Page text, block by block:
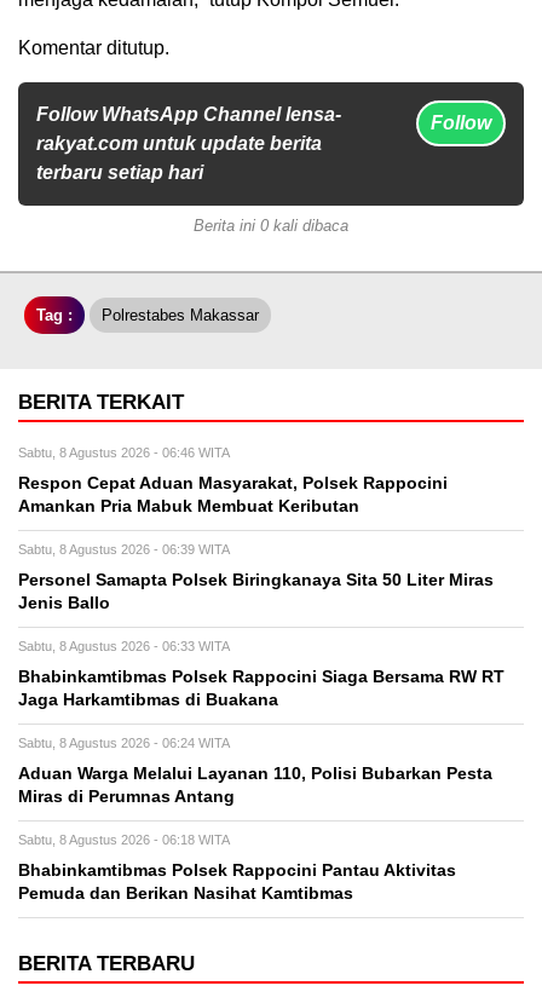
Komentar ditutup.
Follow WhatsApp Channel lensa-
rakyat.com untuk update berita
terbaru setiap hari
Follow
Berita ini 0 kali dibaca
Tag : Polrestabes Makassar
BERITA TERKAIT
Sabtu, 8 Agustus 2026 - 06:46 WITA
Respon Cepat Aduan Masyarakat, Polsek Rappocini
Amankan Pria Mabuk Membuat Keributan
Sabtu, 8 Agustus 2026 - 06:39 WITA
Personel Samapta Polsek Biringkanaya Sita 50 Liter Miras
Jenis Ballo
Sabtu, 8 Agustus 2026 - 06:33 WITA
Bhabinkamtibmas Polsek Rappocini Siaga Bersama RW RT
Jaga Harkamtibmas di Buakana
Sabtu, 8 Agustus 2026 - 06:24 WITA
Aduan Warga Melalui Layanan 110, Polisi Bubarkan Pesta
Miras di Perumnas Antang
Sabtu, 8 Agustus 2026 - 06:18 WITA
Bhabinkamtibmas Polsek Rappocini Pantau Aktivitas
Pemuda dan Berikan Nasihat Kamtibmas
BERITA TERBARU